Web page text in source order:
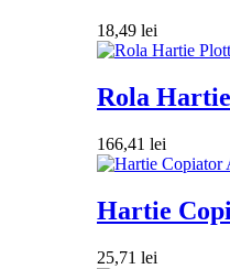
18,49 lei
Rola
166,41 lei
Hartie
25,71 lei